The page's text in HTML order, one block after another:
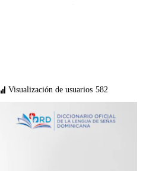
Visualización de usuarios 582